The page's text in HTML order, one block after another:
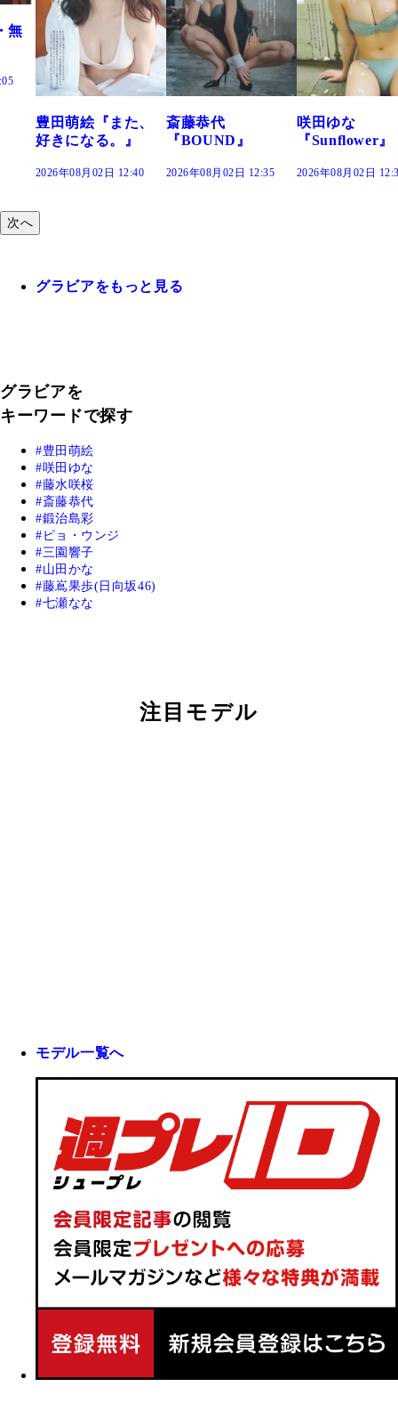
豊田萌絵『また、
好きになる。』
2026年08月02日 12:40
斎藤恭代
『BOUND』
2026年08月02日 12:35
咲田ゆな
『Sunflower』
2026年08月02日
無
次へ
グラビアをもっと見る
グラビアを
キーワードで探す
豊田萌絵
咲田ゆな
藤水咲桜
斎藤恭代
鍛治島彩
ピョ・ウンジ
三園響子
山田かな
藤嶌果歩(日向坂46)
七瀬なな
注目モデル
モデル一覧へ